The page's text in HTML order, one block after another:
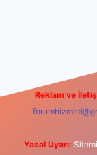
Reklam ve
Yasal Uyarı: